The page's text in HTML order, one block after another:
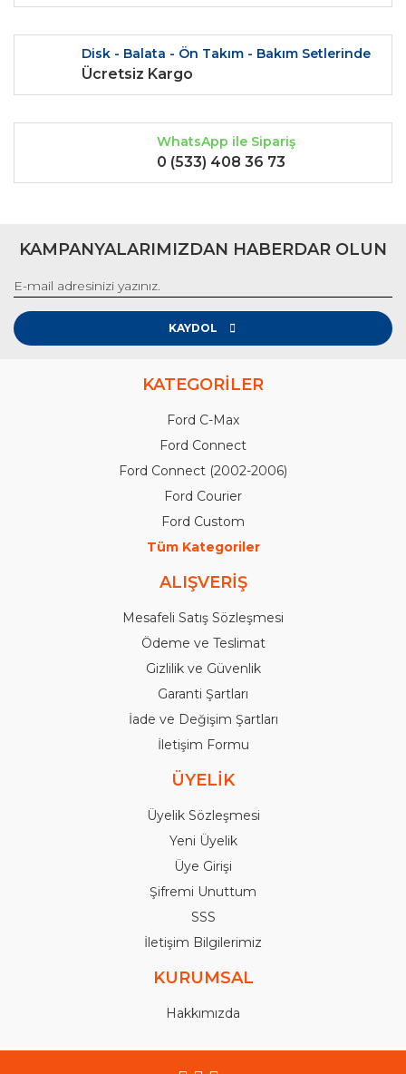
Gönder
Disk - Balata - Ön Takım - Bakım Setlerinde
Ücretsiz Kargo
WhatsApp ile Sipariş
0 (533) 408 36 73
KAMPANYALARIMIZDAN HABERDAR OLUN
KAYDOL
KATEGORİLER
Ford C-Max
Ford Connect
Ford Connect (2002-2006)
Ford Courier
Ford Custom
Tüm Kategoriler
ALIŞVERİŞ
Mesafeli Satış Sözleşmesi
Ödeme ve Teslimat
Gizlilik ve Güvenlik
Garanti Şartları
İade ve Değişim Şartları
İletişim Formu
ÜYELİK
Üyelik Sözleşmesi
Yeni Üyelik
Üye Girişi
Şifremi Unuttum
SSS
İletişim Bilgilerimiz
KURUMSAL
Hakkımızda